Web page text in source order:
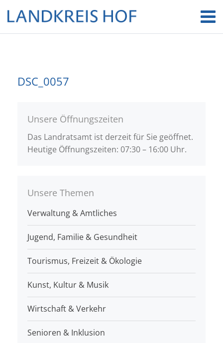
DSC_0057
Unsere Öffnungszeiten
Das Landratsamt ist derzeit für Sie geöffnet.
Heutige Öffnungszeiten: 07:30 – 16:00 Uhr.
Unsere Themen
Verwaltung & Amtliches
Jugend, Familie & Gesundheit
Tourismus, Freizeit & Ökologie
Kunst, Kultur & Musik
Wirtschaft & Verkehr
Senioren & Inklusion